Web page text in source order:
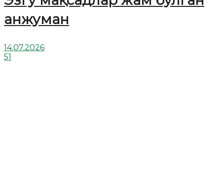
анжуман
14.07.2026
51